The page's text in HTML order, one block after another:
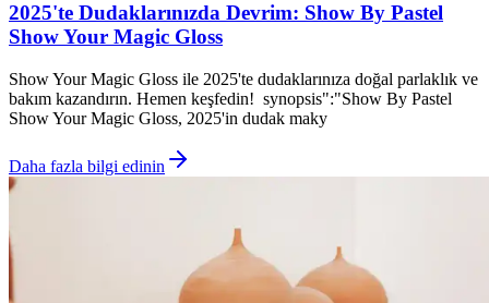
2025'te Dudaklarınızda Devrim: Show By Pastel
Show Your Magic Gloss
Show Your Magic Gloss ile 2025'te dudaklarınıza doğal parlaklık ve
bakım kazandırın. Hemen keşfedin! synopsis":"Show By Pastel
Show Your Magic Gloss, 2025'in dudak maky
Daha fazla bilgi edinin